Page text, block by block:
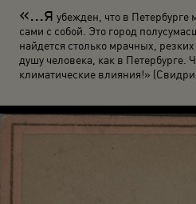
«...я убежден, что в Петербурге
сами с собой. Это город
найдется столько мрачных,
душу человека, как в Петербурге.
климатические влияния!»